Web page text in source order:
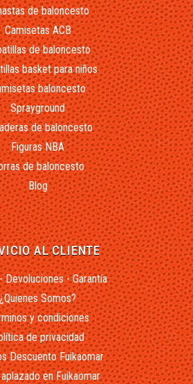
de baloncesto
Camisetas ACB
de baloncesto
basket para niños
baloncesto
Sprayground
de baloncesto
Figuras NBA
de baloncesto
Blog
AL CLIENTE
Devoluciones - Garantía
¿Quienes Somos?
y condiciones
de privacidad
Descuento Fuikaomar
en Fuikaomar